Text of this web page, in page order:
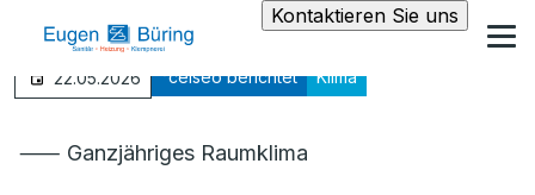
Kontaktieren Sie uns
22.05.2026 °celseo berichtet Klima
⸺ Ganzjähriges Raumklima